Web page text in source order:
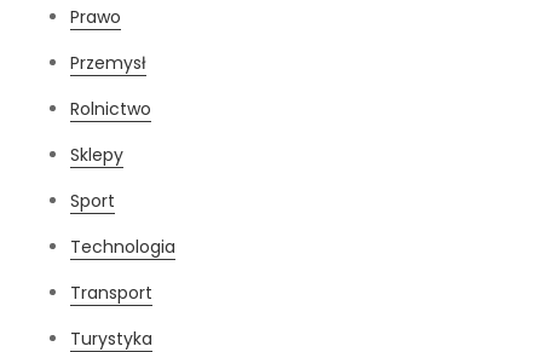
Prawo
Przemysł
Rolnictwo
Sklepy
Sport
Technologia
Transport
Turystyka